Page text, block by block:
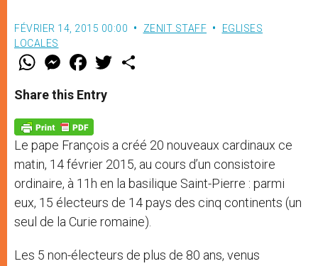
FÉVRIER 14, 2015 00:00 ZENIT STAFF
EGLISES
LOCALES
W
t
s
p
p
M
e
s
e
g
e
r
F
a
e
b
o
k
w
Share this Entry
Le pape François a créé 20 nouveaux cardinaux ce
matin, 14 février 2015, au cours d’un consistoire
ordinaire, à 11h en la basilique Saint-Pierre : parmi
eux, 15 électeurs de 14 pays des cinq continents (un
seul de la Curie romaine).
Les 5 non-électeurs de plus de 80 ans, venus